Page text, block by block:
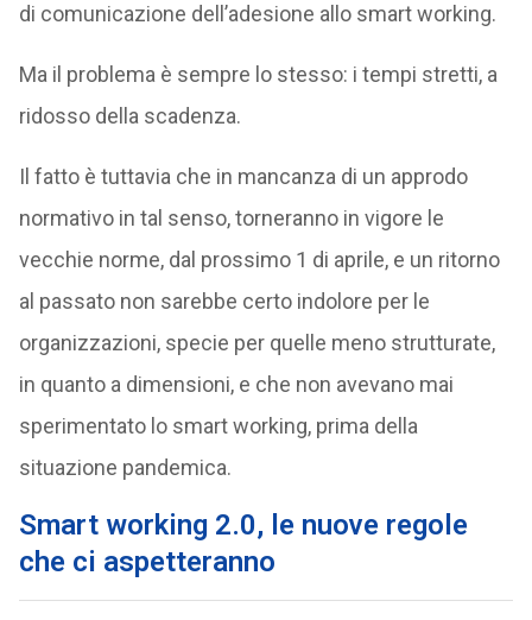
di comunicazione dell’adesione allo smart working.
Ma il problema è sempre lo stesso: i tempi stretti, a
ridosso della scadenza.
Il fatto è tuttavia che in mancanza di un approdo
normativo in tal senso, torneranno in vigore le
vecchie norme, dal prossimo 1 di aprile, e un ritorno
al passato non sarebbe certo indolore per le
organizzazioni, specie per quelle meno strutturate,
in quanto a dimensioni, e che non avevano mai
sperimentato lo smart working, prima della
situazione pandemica.
Smart working 2.0, le nuove regole
che ci aspetteranno